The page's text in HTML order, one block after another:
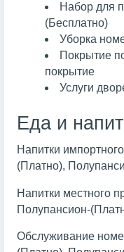
Набор для
(Бесплатно)
Уборка
Покрытие
покрытие
Услуги
Еда и
Напитки
(Платно),
Напитки местного
Полупансион-
Обслуживание